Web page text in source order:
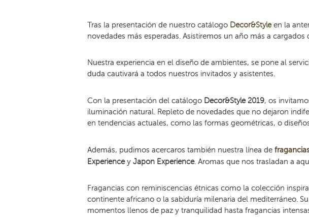
Tras la presentación de nuestro catálogo Decor&Styleen la
novedades más esperadas. Asistiremos un año más a
Nuestra experiencia en el diseño de ambientes, se pone al
duda cautivará a todos nuestros invitados y asistentes.
Con la presentación del catálogo Decor&Style 2019, os
iluminación natural. Repleto de novedades que no dejaron
en tendencias actuales, como las formas geométricas, o
Además, pudimos acercaros también nuestra línea de
Experiencey Japon Experience. Aromas que nos trasladan a
Fragancias con reminiscencias étnicas como la colección
continente africano o la sabiduría milenaria del mediterráneo.
momentos llenos de paz y tranquilidad hasta fragancias